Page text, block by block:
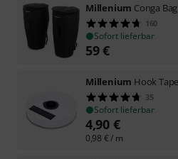
Millenium Conga
160
Sofort lieferbar
59€
Millenium Hook Tape
35
Sofort lieferbar
4,90 €
0,98 €/ m